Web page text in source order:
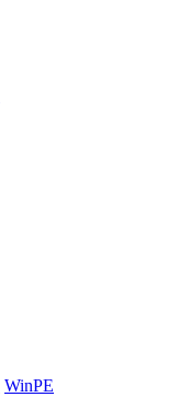
WinPE